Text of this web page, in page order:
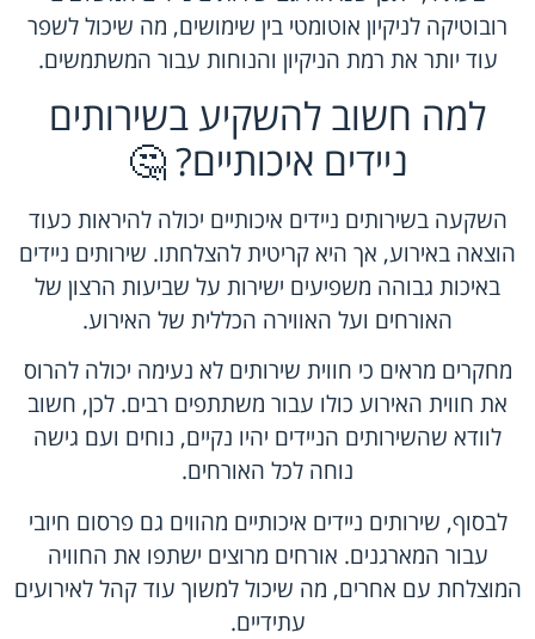
רובוטיקה לניקיון אוטומטי בין שימושים, מה שיכול לשפר
עוד יותר את רמת הניקיון והנוחות עבור המשתמשים.
למה חשוב להשקיע בשירותים
ניידים איכותיים? 🤔
השקעה בשירותים ניידים איכותיים יכולה להיראות כעוד
הוצאה באירוע, אך היא קריטית להצלחתו. שירותים ניידים
באיכות גבוהה משפיעים ישירות על שביעות הרצון של
האורחים ועל האווירה הכללית של האירוע.
מחקרים מראים כי חווית שירותים לא נעימה יכולה להרוס
את חווית האירוע כולו עבור משתתפים רבים. לכן, חשוב
לוודא שהשירותים הניידים יהיו נקיים, נוחים ועם גישה
נוחה לכל האורחים.
לבסוף, שירותים ניידים איכותיים מהווים גם פרסום חיובי
עבור המארגנים. אורחים מרוצים ישתפו את החוויה
המוצלחת עם אחרים, מה שיכול למשוך עוד קהל לאירועים
עתידיים.